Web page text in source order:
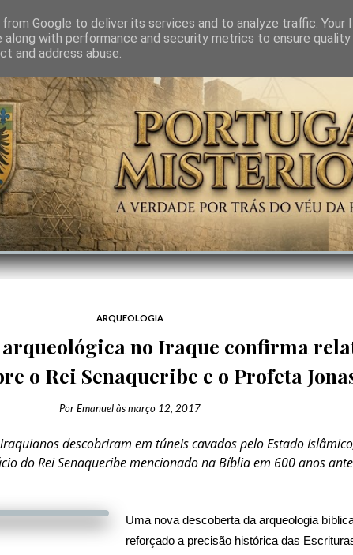
LINHAGEM SABEDORIA CIÊNCIA DO INVISÍVEL
ARQUEOLOGIA
no Iraque confirma
o Rei Senaqueribe e o Profeta
PorEmanuelàsmarço 12, 2017
descobriram em túneis cavados pelo Estado
do Rei Senaqueribe mencionado na Bíblia em 600 anos
Uma nova descoberta da arqueologia
reforçado a precisão histórica das
Google to deliver its services and to analyze traffic. Your
along with performance and security metrics to ensure
and address abuse.